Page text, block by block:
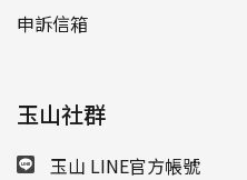
申訴信箱
玉山社群
玉山 LINE官方帳號